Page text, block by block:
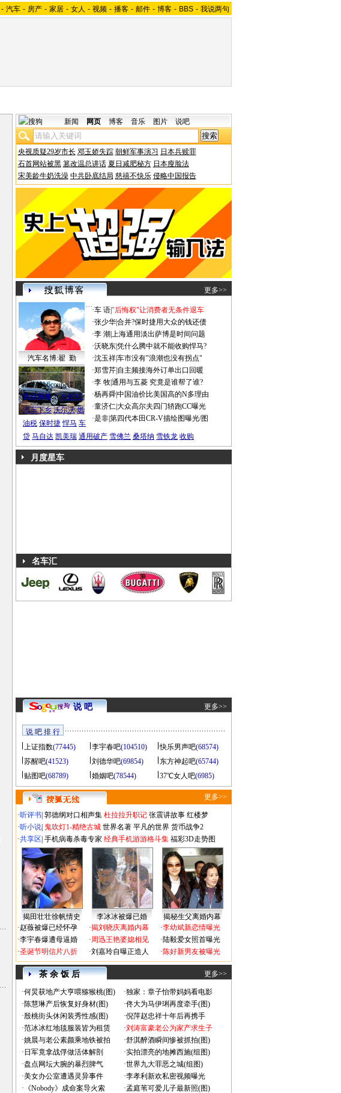
- 汽车 - 房产 - 家居 - 女人 - 视频 - 播客 - 邮件 - 博客 - BBS - 我说两句
新闻 网页 博客 音乐 图片 说吧
央视质疑29岁市长 邓玉娇失踪 朝鲜军事演习 日本兵赎罪
石首网站被黑 篡改温总讲话 夏日减肥秘方 日本瘦脸法
宋美龄牛奶洗澡 中共卧底结局 慈禧不快乐 侵略中国报告
更多>>
汽车名博:翟 勤
帕萨特b6coupe谍照
·车 语|"后悔权"让消费者无条件退车
·张少华|合并?保时捷用大众的钱还债
·李 潮 上海通用淡出萨博是时间问题
·沃晓东|凭什么腾中就不能收购悍马?
·沈玉祥|车市没有"浪潮也没有拐点"
·郑雪芹| 自主频接海外订单出口回暖
·李 牧|通用与五菱 究竟是谁帮了谁?
·杨再舜|中国油价比美国高的N多理由
·童济仁|大众高尔夫四门轿跑CC曝光
·是非|第四代本田CR-V描绘图曝光/图
热点标签： 车船税
汽车下乡 沃尔沃 燃
油税 保时捷 悍马 车
贷 马自达 凯美瑞 通用破产 雪佛兰 桑塔纳 雪铁龙 收购
月度星车
名车汇
说 吧 更多>>
说 吧 排 行
上证指数(77445) 李宇春吧(104510) 快乐男声吧(68574)
苏醒吧(41523) 刘德华吧(69854) 东方神起吧(65744)
贴图吧(68789) 婚姻吧(78544) 37℃女人吧(6985)
更多>>
·听评书 郭德纲对口相声集 杜拉拉升职记 张震讲故事 红楼梦
·听小说 鬼吹灯1-精绝古城 世界名著 平凡的世界 货币战争2
·共享区 手机病毒杀毒专家 经典手机游游格斗集 福彩3D走势图
揭田壮壮徐帆情史 李冰冰被爆已婚
揭秘生父离婚内幕
·赵薇被爆已经怀孕
·李宇春爆遭母逼婚
·圣诞节明信片八折
·揭刘晓庆离婚内幕
·周迅王艳婆媳相见
·刘嘉玲自曝正造人
·李幼斌新恋情曝光
·陆毅爱女照首曝光
·陈好新男友被曝光
茶 余 饭 后 更多>>
·何炅获地产大亨喂猕猴桃(图) ·独家：章子怡带妈妈看电影
·陈慧琳产后恢复好身材(图) ·佟大为马伊琍再度牵手(图)
·殷桃街头休闲装秀性感(图) ·倪萍赵忠祥十年后再携手
·范冰冰红地毯服装皆为租赁 ·刘涛富豪老公为家产求生子
·姚晨与老公素颜乘地铁被拍 ·舒淇醉酒瞬间惨被抓拍(图)
· 日军竟拿战俘做活体解剖 ·实拍漂亮的地摊西施(组图)
·盘点网坛大腕的暴烈脾气 ·世界九大罪恶之城(组图)
·美女办公室遭遇灵异事件 ·李孝利新欢私密视频曝光
· 《Nobody》成命案导火索 ·孟庭苇可爱儿子最新照(图)